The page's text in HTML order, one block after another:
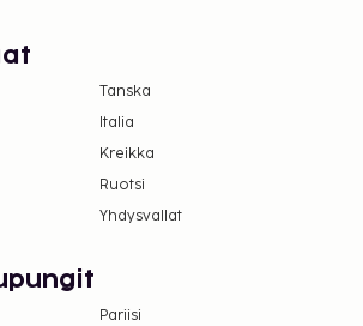
Tanska
Italia
Kreikka
Ruotsi
Yhdysvallat
Pariisi